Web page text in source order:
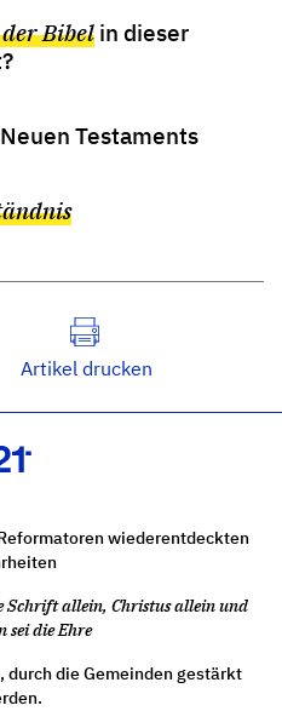
Bibel in dieser
Testaments
Artikel drucken
wiederentdeckten
Schrift allein, Christus allein und
sei die Ehre
die Gemeinden gestärkt